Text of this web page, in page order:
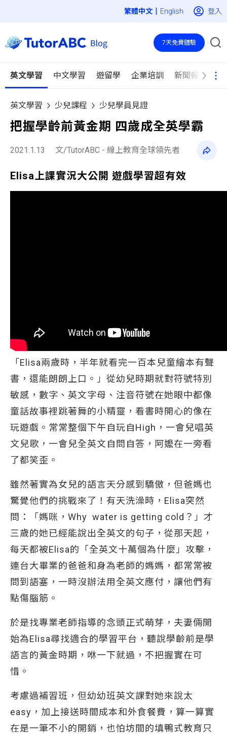
| English 登入
英文學習 中文學習 遊留學 企業培訓 新聞報導
7天免費體驗
英文學習 少兒課程 少兒學員見證
把握學齡前黃金期 四歲成全英學霸
2021.1.13 文/TutorABC - 線上教育全球領先者
Elisa上課實況大公開 遊戲學習超有效
「Elisa兩歲時，半年就看完一百本兒童繪本有聲
書，還能朗朗上口。」從幼兒時期就對符號特別
敏感，數字、英文字母、注音符號在她眼中都像
童話故事裡跳著舞的小精靈，看書時開心的像在
玩遊戲。常常整個下午自玩自High，一會兒唱英
文兒歌，一會兒全英文自問自答，阿嬤在一旁看
了都笑歪。
雖然著實為女兒的語言天分感到驕傲，但爸媽也
驚覺他們的挑戰來了！有天洗澡時，Elisa突然
問：「媽咪，Why water is getting cold？」才
三歲的她已經能說出全英文的句子，從那天起，
每天都被Elisa的「全英文十萬個為什麼」攻擊，
連台大畢業的爸爸和身為老師的媽媽，都常常被
問到語塞，一時沒辦法用全英文應付，讓他們有
點傷腦筋。
於是找專業老師指導的念頭正式萌芽，夫妻倆開
始為Elisa尋找適合的學習平台，聽說學齡前是學
語言的黃金時期，咻一下就過，不把握實在可
惜。
考慮過補習班，但幼幼班英文課對她來說太
easy，加上接送時間成本和外食餐費，算一算實
在是一筆不小的開銷，也怕坊間的填鴨式教育只